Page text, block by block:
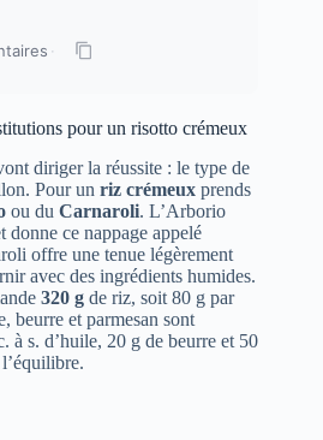
·
pour un risotto crémeux
diriger la réussite : le type de
Pour un riz crémeux prends
ou du Carnaroli. L’Arborio
donne ce nappage appelé
offre une tenue légèrement
avec des ingrédients humides.
320 g de riz, soit 80 g par
beurre et parmesan sont
à s. d’huile, 20 g de beurre et 50